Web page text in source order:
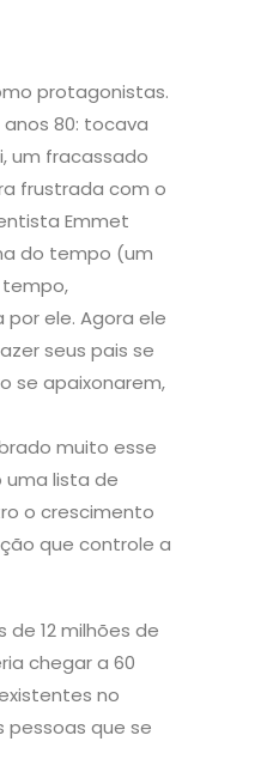
protagonistas.
80: tocava
um fracassado
frustrada com o
Emmet
do tempo (um
tempo,
ele. Agora ele
seus pais se
se apaixonarem,
muito esse
uma lista de
o crescimento
que controle a
12 milhões de
chegar a 60
no
que se